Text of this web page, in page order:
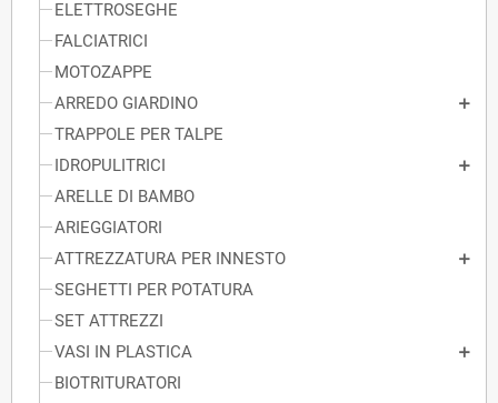
ELETTROSEGHE
FALCIATRICI
MOTOZAPPE
ARREDO GIARDINO
TRAPPOLE PER TALPE
IDROPULITRICI
ARELLE DI BAMBO
ARIEGGIATORI
ATTREZZATURA PER INNESTO
SEGHETTI PER POTATURA
SET ATTREZZI
VASI IN PLASTICA
BIOTRITURATORI